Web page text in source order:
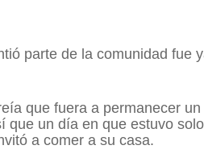
parte de la comunidad fue
que fuera a permanecer
un día en que estuvo
a comer a su casa.